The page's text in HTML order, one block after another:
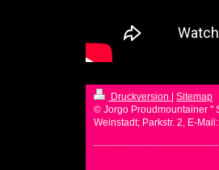
Druckversion
Sitemap
© Jorgo Proudmountainer "
Weinstadt; Parkstr. 2, E-